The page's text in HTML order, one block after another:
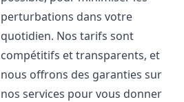
perturbations dans votre
quotidien. Nos tarifs sont
compétitifs et transparents, et
nous offrons des garanties sur
nos services pour vous donner